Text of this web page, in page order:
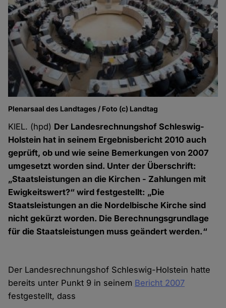
Plenarsaal des Landtages / Foto (c) Landtag
KIEL. (hpd) Der Landesrechnungshof Schleswig-
Holstein hat in seinem Ergebnisbericht 2010 auch
geprüft, ob und wie seine Bemerkungen von 2007
umgesetzt worden sind. Unter der Überschrift:
„Staatsleistungen an die Kirchen - Zahlungen mit
Ewigkeitswert?“ wird festgestellt: „Die
Staatsleistungen an die Nordelbische Kirche sind
nicht gekürzt worden. Die Berechnungsgrundlage
für die Staatsleistungen muss geändert werden.“
Der Landesrechnungshof Schleswig-Holstein hatte
bereits unter Punkt 9 in seinem Bericht 2007
festgestellt, dass